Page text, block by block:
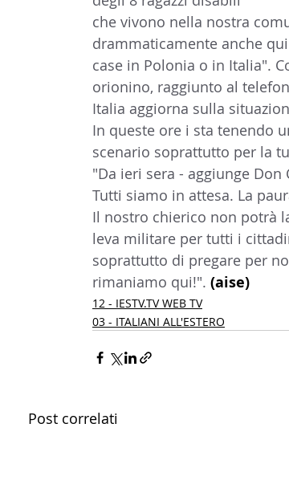
14 - IIC IST. ITALIANO CULTURA
17 - ASSOCIAZIONI 18 - MAPPE
20 - AMERICA 21 - AMERICA-
24 - ASIA 25 - OCEANIA 26
30 - LAVORO 31 - ICE ISTITUTO
che vivono nella nostra
drammaticamente anche
case in Polonia o in Italia".
orionino, raggiunto al
Italia aggiorna sulla
In queste ore i sta tenendo
scenario soprattutto per la
"Da ieri sera - aggiunge
Tutti siamo in attesa. La
Il nostro chierico non potrà
leva militare per tutti i
soprattutto di pregare per
rimaniamo qui!". (aise)
12 - IESTV.TV WEB TV
03 - ITALIANI ALL'ESTERO
Post correlati